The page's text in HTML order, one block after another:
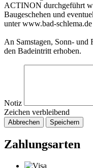
ACTINON durchgeführt
Baugeschehen und
unter www.bad-schlema.de
An Samstagen, Sonn- und
den Badeintritt erhoben.
Notiz
Zeichen verbleibend
Abbrechen Speichern
Zahlungsarten